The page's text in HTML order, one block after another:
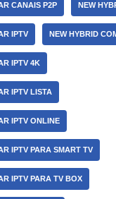
CANAIS P2P NEW
IPTV NEW HYBRID
IPTV 4K
IPTV LISTA
IPTV ONLINE
IPTV PARA SMART TV
IPTV PARA TV BOX